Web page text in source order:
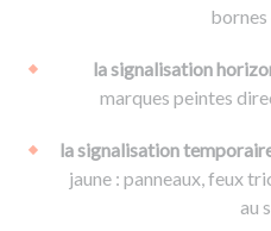
bornes
la signalisation
marques peintes
la signalisation
jaune : panneaux, feux
au